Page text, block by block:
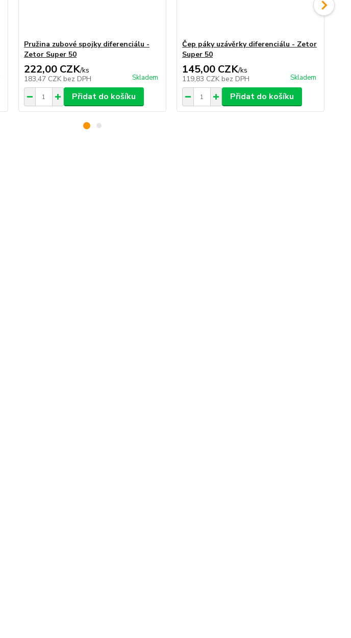
Pružina zubové spojky diferenciálu -
Zetor Super 50
222,00 CZK/ks
183,47 CZK bez DPH Skladem
Přidat do košíku
Čep páky uzávěrky diferenciálu - Zetor
Super 50
145,00 CZK/ks
119,83 CZK bez DPH Skladem
Přidat do košíku